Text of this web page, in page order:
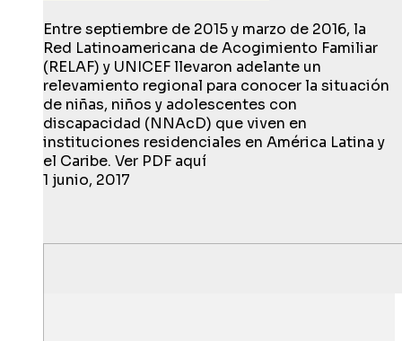
Entre septiembre de 2015 y marzo de 2016, la
Red Latinoamericana de Acogimiento Familiar
(RELAF) y UNICEF llevaron adelante un
relevamiento regional para conocer la situación
de niñas, niños y adolescentes con
discapacidad (NNAcD) que viven en
instituciones residenciales en América Latina y
el Caribe. Ver PDF aquí
1 junio, 2017